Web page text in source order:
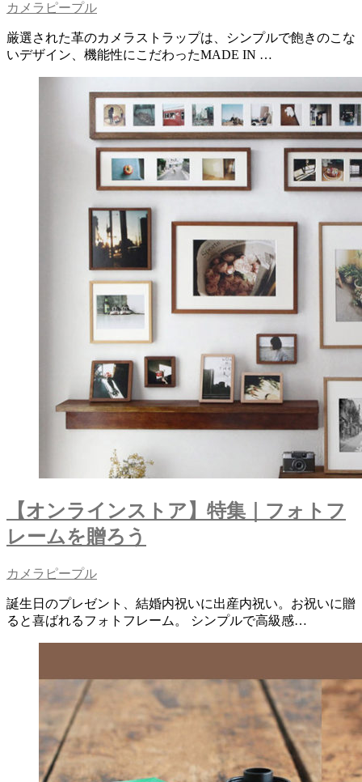
カメラピープル
厳選された革のカメラストラップは、シンプルで飽きのこな
いデザイン、機能性にこだわったMADE IN …
【オンラインストア】特集｜フォトフ
レームを贈ろう
カメラピープル
誕生日のプレゼント、結婚内祝いに出産内祝い。お祝いに贈
ると喜ばれるフォトフレーム。 シンプルで高級感…